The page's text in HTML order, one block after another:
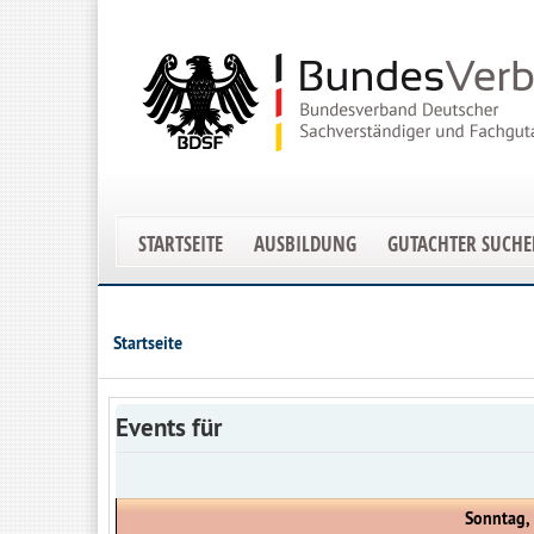
STARTSEITE AUSBILDUNG GUTACHTER
Startseite
Events für